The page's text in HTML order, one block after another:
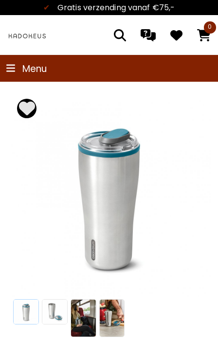
Gratis verzendingvanaf €75,-
0
Menu